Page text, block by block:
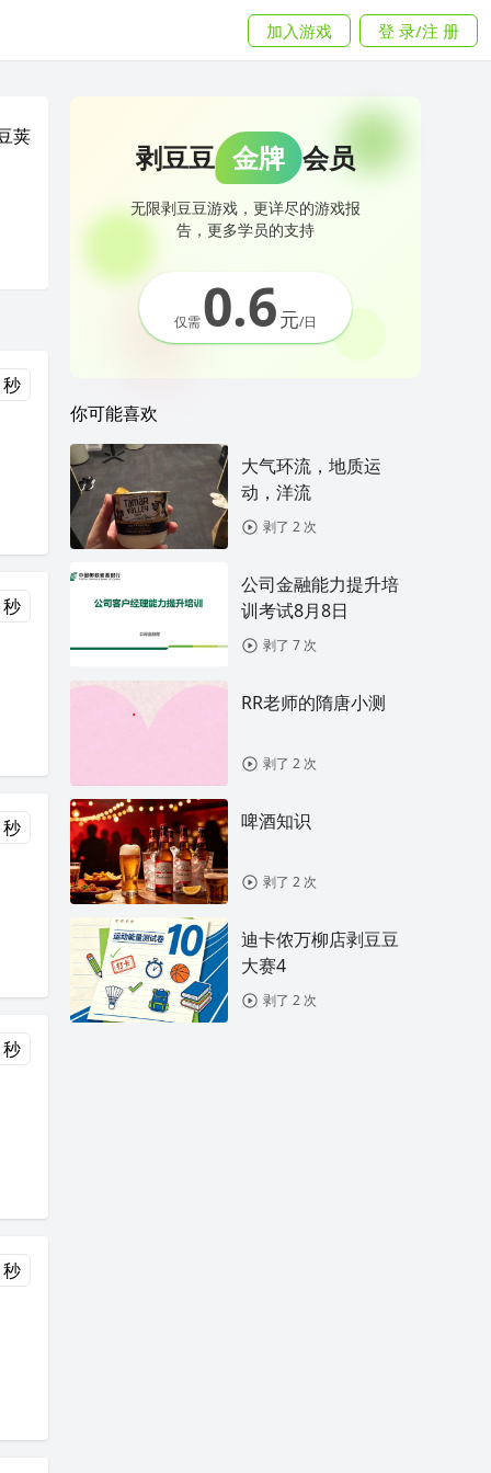
加入游戏 登 录/注 册
荚
剥豆豆 金牌 会员
无限剥豆豆游戏，更详尽的游戏报
告，更多学员的支持
仅需0.6元/日
你可能喜欢
大气环流，地质运
动，洋流
剥了 2 次
公司金融能力提升培
训考试8月8日
剥了 7 次
RR老师的隋唐小测
剥了 2 次
啤酒知识
剥了 2 次
迪卡侬万柳店剥豆豆
大赛4
剥了 2 次